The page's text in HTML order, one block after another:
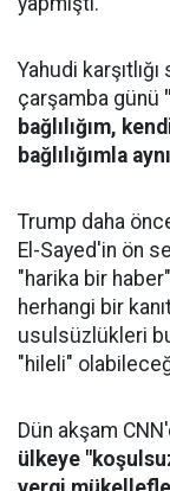
Yahudi
çarşamba günü
bağlılığım,
bağlılığımla
Trump daha
El-Sayed'in ön
"harika bir
herhangi bir
usulsüzlükleri
"hileli"
Dün akşam
ülkeye